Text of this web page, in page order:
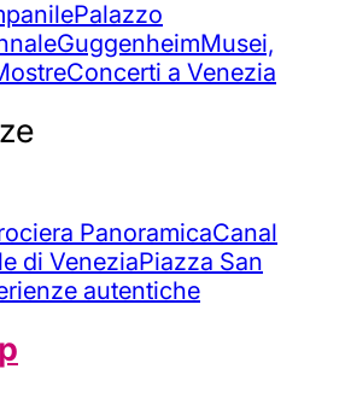
Palazzo
GuggenheimMusei,
Concerti a Venezia
PanoramicaCanal
di VeneziaPiazza San
autentiche